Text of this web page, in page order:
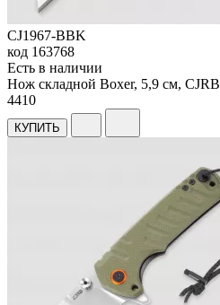
CJ1967-BBK
код 163768
Есть в наличии
Нож складной Boxer, 5,9 см, CJRB
4410
КУПИТЬ